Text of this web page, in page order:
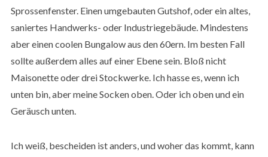
Sprossenfenster. Einen umgebauten Gutshof, oder ein altes,
saniertes Handwerks- oder Industriegebäude. Mindestens
aber einen coolen Bungalow aus den 60ern. Im besten Fall
sollte außerdem alles auf einer Ebene sein. Bloß nicht
Maisonette oder drei Stockwerke. Ich hasse es, wenn ich
unten bin, aber meine Socken oben. Oder ich oben und ein
Geräusch unten.
Ich weiß, bescheiden ist anders, und woher das kommt, kann